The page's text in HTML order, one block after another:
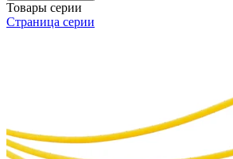
Товары серии
Страница серии